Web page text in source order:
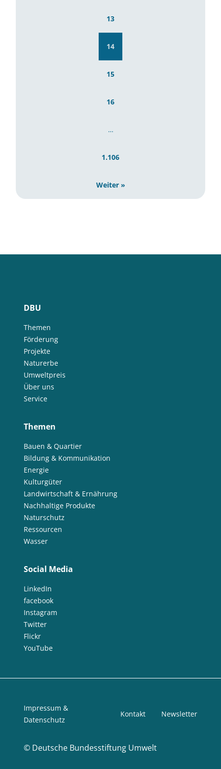
13
14
15
16
…
1.106
Weiter »
DBU
Themen
Förderung
Projekte
Naturerbe
Umweltpreis
Über uns
Service
Themen
Bauen & Quartier
Bildung & Kommunikation
Energie
Kulturgüter
Landwirtschaft & Ernährung
Nachhaltige Produkte
Naturschutz
Ressourcen
Wasser
Social Media
LinkedIn
facebook
Instagram
Twitter
Flickr
YouTube
© Deutsche Bundesstiftung Umwelt
Impressum &
Datenschutz
Kontakt Newsletter